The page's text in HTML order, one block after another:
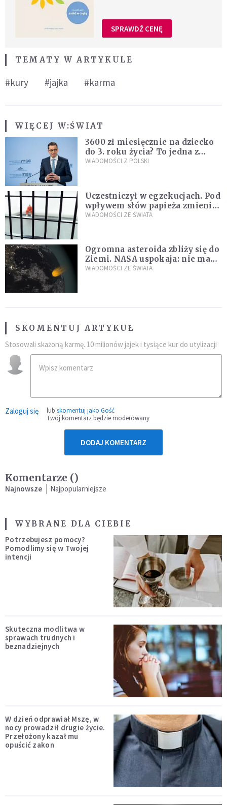
SPRAWDŹ CENĘ
TEMATY W ARTYKULE
#kury #jajka #karma
WIĘCEJ W:ŚWIAT
3600 zł miesięcznie na dziecko
do 3. roku życia? To jedna z
propozycji programu "Rozwój
WIADOMOŚCI Z POLSKI
Uczestniczył w egzekucjach. Pod
wpływem słów papieża zmienił
zdanie
WIADOMOŚCI ZE ŚWIATA
Ogromna asteroida zbliży się do
Ziemi. NASA uspokaja: nie ma
zagrożenia
WIADOMOŚCI ZE ŚWIATA
SKOMENTUJ ARTYKUŁ
Stosowali skażoną karmę. 10 milionów jajek i tysiące kur do utylizacji
Zaloguj się lub skomentuj jako Gość
Twój komentarz będzie moderowany
DODAJ KOMENTARZ
Komentarze ()
Najnowsze Najpopularniejsze
WYBRANE DLA CIEBIE
Potrzebujesz pomocy?
Pomodlimy się w Twojej
intencji
Skuteczna modlitwa w
sprawach trudnych i
beznadziejnych
W dzień odprawiał Mszę, w
nocy prowadził drugie życie.
Przełożony kazał mu
opuścić zakon